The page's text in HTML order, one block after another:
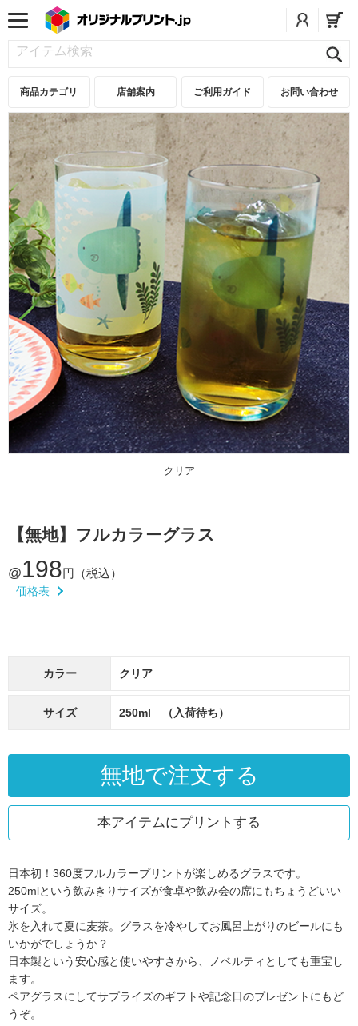
商品カテゴリ 店舗案内 ご利用ガイド お問い合わせ
クリア
【無地】フルカラーグラス
@198円（税込）
価格表
カラー クリア
サイズ 250ml （入荷待ち）
無地で注文する
本アイテムにプリントする
日本初！360度フルカラープリントが楽しめるグラスです。
250mlという飲みきりサイズが食卓や飲み会の席にもちょうどいい
サイズ。
氷を入れて夏に麦茶。グラスを冷やしてお風呂上がりのビールにも
いかがでしょうか？
日本製という安心感と使いやすさから、ノベルティとしても重宝し
ます。
ペアグラスにしてサプライズのギフトや記念日のプレゼントにもど
うぞ。